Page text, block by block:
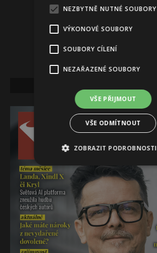
NEZBYTNĚ NUTNÉ SOUBORY
VÝKONOVÉ SOUBORY
SOUBORY CÍLENÍ
NEZAŘAZENÉ SOUBORY
VŠE PŘIJMOUT
VŠE ODMÍTNOUT
ZOBRAZIT PODROBNOSTI